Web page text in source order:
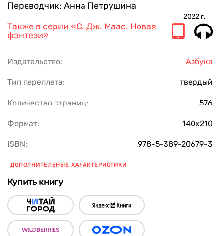
Переводчик: Анна Петрушина
2022 г.
Также в серии «С. Дж. Маас. Новая
фэнтези»
Издательство: Азбука
Тип переплета: твердый
Количество страниц: 576
Формат: 140х210
ISBN: 978-5-389-20679-3
ДОПОЛНИТЕЛЬНЫЕ ХАРАКТЕРИСТИКИ
Купить книгу